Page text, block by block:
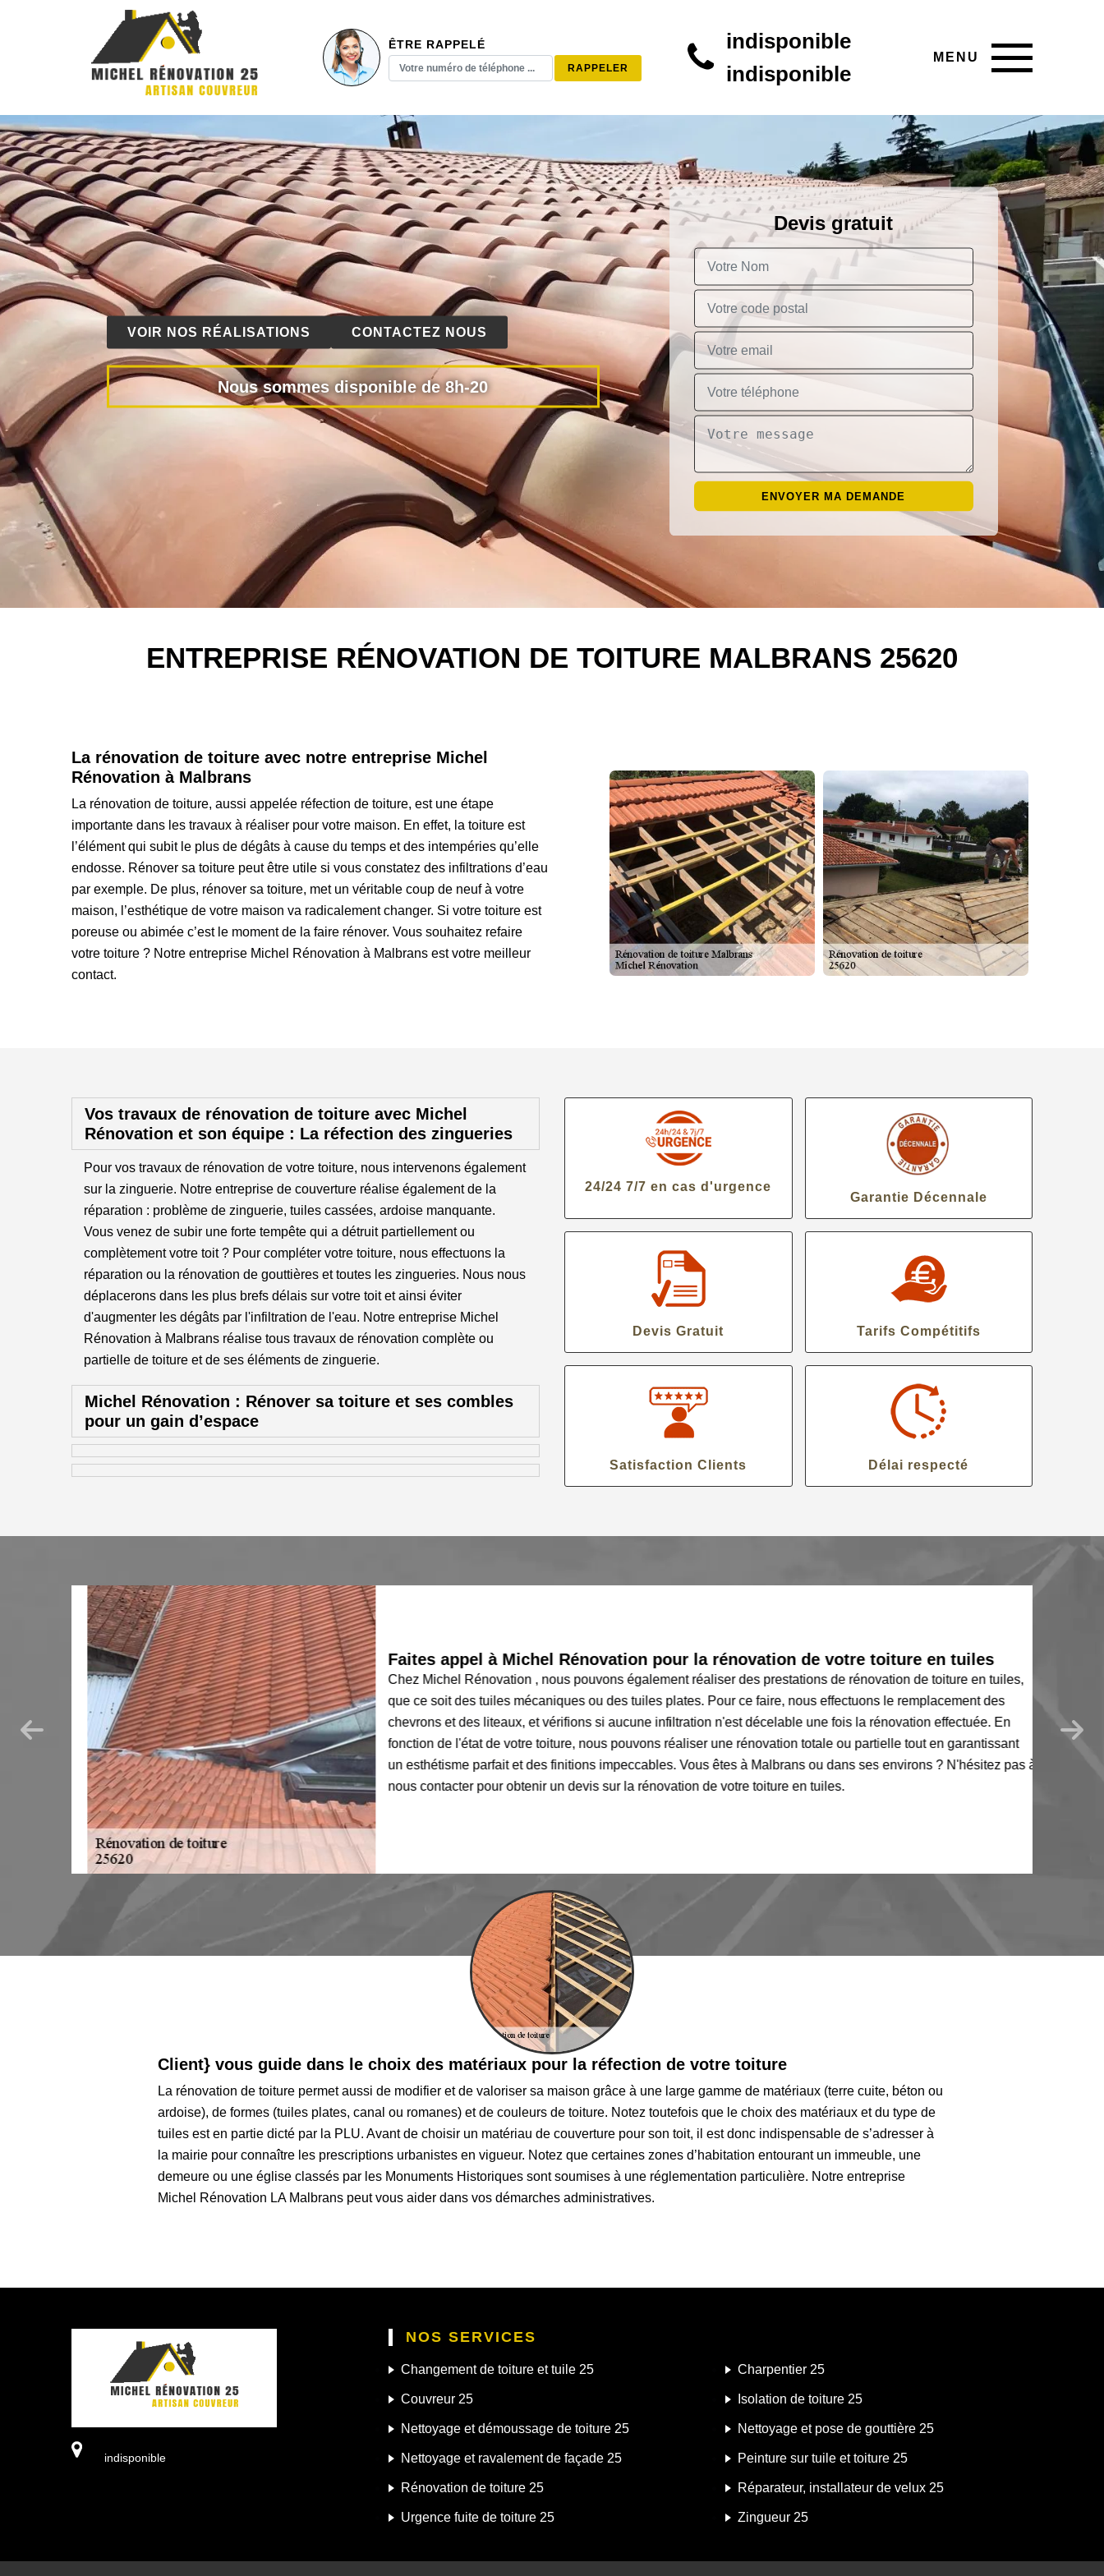
ÊTRE RAPPELÉ
indisponible
indisponible
MENU
VOIR NOS RÉALISATIONS CONTACTEZ NOUS
Nous sommes disponible de 8h-20
Devis gratuit
ENTREPRISE RÉNOVATION DE TOITURE MALBRANS 25620
La rénovation de toiture avec notre entreprise Michel
Rénovation à Malbrans
La rénovation de toiture, aussi appelée réfection de toiture, est une étape
importante dans les travaux à réaliser pour votre maison. En effet, la toiture est
l’élément qui subit le plus de dégâts à cause du temps et des intempéries qu’elle
endosse. Rénover sa toiture peut être utile si vous constatez des infiltrations d’eau
par exemple. De plus, rénover sa toiture, met un véritable coup de neuf à votre
maison, l’esthétique de votre maison va radicalement changer. Si votre toiture est
poreuse ou abimée c’est le moment de la faire rénover. Vous souhaitez refaire
votre toiture ? Notre entreprise Michel Rénovation à Malbrans est votre meilleur
contact.
Vos travaux de rénovation de toiture avec Michel
Rénovation et son équipe : La réfection des zingueries
Pour vos travaux de rénovation de votre toiture, nous intervenons également
sur la zinguerie. Notre entreprise de couverture réalise également de la
réparation : problème de zinguerie, tuiles cassées, ardoise manquante.
Vous venez de subir une forte tempête qui a détruit partiellement ou
complètement votre toit ? Pour compléter votre toiture, nous effectuons la
réparation ou la rénovation de gouttières et toutes les zingueries. Nous nous
déplacerons dans les plus brefs délais sur votre toit et ainsi éviter
d'augmenter les dégâts par l'infiltration de l'eau. Notre entreprise Michel
Rénovation à Malbrans réalise tous travaux de rénovation complète ou
partielle de toiture et de ses éléments de zinguerie.
Michel Rénovation : Rénover sa toiture et ses combles
pour un gain d’espace
24/24 7/7 en cas d'urgence
Garantie Décennale
Devis Gratuit Tarifs Compétitifs
Satisfaction Clients Délai respecté
Faites appel à Michel Rénovation pour la rénovation de votre toiture en tuiles
Chez Michel Rénovation , nous pouvons également réaliser des prestations de rénovation de toiture en tuiles,
que ce soit des tuiles mécaniques ou des tuiles plates. Pour ce faire, nous effectuons le remplacement des
chevrons et des liteaux, et vérifions si aucune infiltration n'est décelable une fois la rénovation effectuée. En
fonction de l'état de votre toiture, nous pouvons réaliser une rénovation totale ou partielle tout en garantissant
un esthétisme parfait et des finitions impeccables. Vous êtes à Malbrans ou dans ses environs ? N'hésitez pas à
nous contacter pour obtenir un devis sur la rénovation de votre toiture en tuiles.
Client} vous guide dans le choix des matériaux pour la réfection de votre toiture
La rénovation de toiture permet aussi de modifier et de valoriser sa maison grâce à une large gamme de matériaux (terre cuite, béton ou
ardoise), de formes (tuiles plates, canal ou romanes) et de couleurs de toiture. Notez toutefois que le choix des matériaux et du type de
tuiles est en partie dicté par la PLU. Avant de choisir un matériau de couverture pour son toit, il est donc indispensable de s’adresser à
la mairie pour connaître les prescriptions urbanistes en vigueur. Notez que certaines zones d’habitation entourant un immeuble, une
demeure ou une église classés par les Monuments Historiques sont soumises à une réglementation particulière. Notre entreprise
Michel Rénovation LA Malbrans peut vous aider dans vos démarches administratives.
indisponible
NOS SERVICES
Changement de toiture et tuile 25 Charpentier 25
Couvreur 25 Isolation de toiture 25
Nettoyage et démoussage de toiture 25 Nettoyage et pose de gouttière 25
Nettoyage et ravalement de façade 25 Peinture sur tuile et toiture 25
Rénovation de toiture 25 Réparateur, installateur de velux 25
Urgence fuite de toiture 25 Zingueur 25